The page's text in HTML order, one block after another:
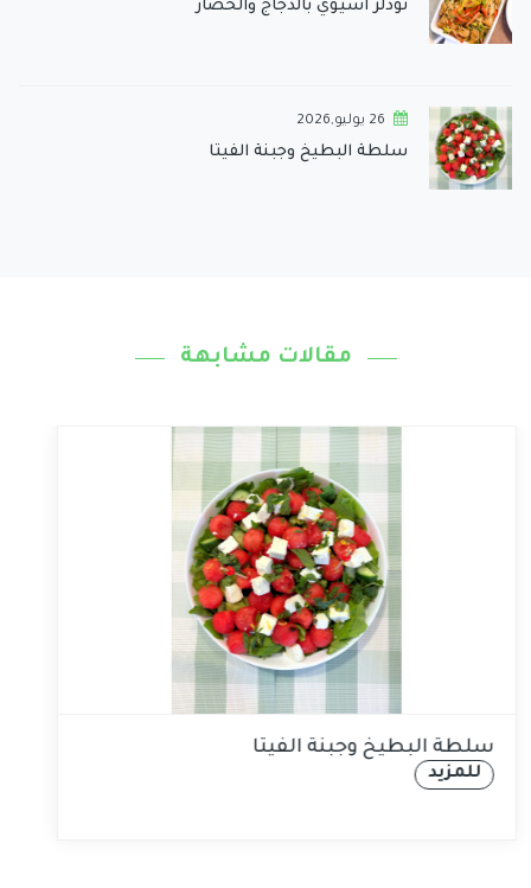
نودلز آسيوي بالدجاج والخضار
26 يوليو,2026
سلطة البطيخ وجبنة الفيتا
مقالات مشابهة
سلطة البطيخ وجبنة الفيتا
للمزيد